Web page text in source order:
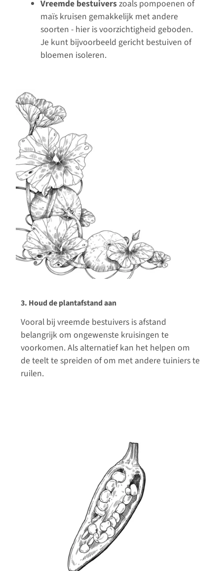
Vreemde bestuiverszoals pompoenen of
maïs kruisen gemakkelijk met andere
soorten - hier is voorzichtigheid geboden.
Je kunt bijvoorbeeld gericht bestuiven of
bloemen isoleren.
3. Houd de plantafstand aan
Vooral bij vreemde bestuivers is afstand
belangrijk om ongewenste kruisingen te
voorkomen. Als alternatief kan het helpen om
de teelt te spreiden of om met andere tuiniers te
ruilen.